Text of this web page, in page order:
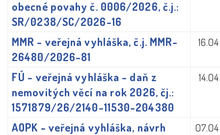
obecné povahy č. 0006/2026, č.j.:
SR/0238/SC/2026-16
MMR - veřejná vyhláška, č.j. MMR-
26480/2026-81
FÚ - veřejná vyhláška - daň z
nemovitých věcí na rok 2026, čj.:
1571879/26/2140-11530-204380
AOPK - veřejná vyhláška, návrh